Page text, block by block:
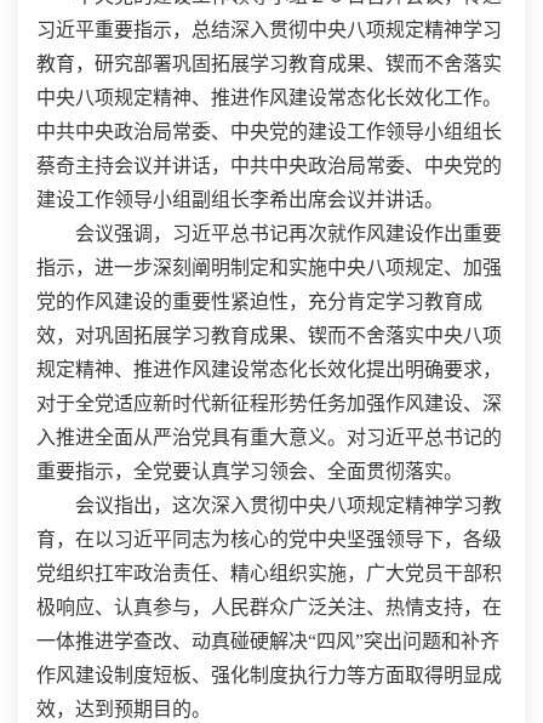
习近平重要指示，总结深入贯彻中央八项规定精神学习
教育，研究部署巩固拓展学习教育成果、锲而不舍落实
中央八项规定精神、推进作风建设常态化长效化工作。
中共中央政治局常委、中央党的建设工作领导小组组长
蔡奇主持会议并讲话，中共中央政治局常委、中央党的
建设工作领导小组副组长李希出席会议并讲话。
会议强调，习近平总书记再次就作风建设作出重要
指示，进一步深刻阐明制定和实施中央八项规定、加强
党的作风建设的重要性紧迫性，充分肯定学习教育成
效，对巩固拓展学习教育成果、锲而不舍落实中央八项
规定精神、推进作风建设常态化长效化提出明确要求，
对于全党适应新时代新征程形势任务加强作风建设、深
入推进全面从严治党具有重大意义。对习近平总书记的
重要指示，全党要认真学习领会、全面贯彻落实。
会议指出，这次深入贯彻中央八项规定精神学习教
育，在以习近平同志为核心的党中央坚强领导下，各级
党组织扛牢政治责任、精心组织实施，广大党员干部积
极响应、认真参与，人民群众广泛关注、热情支持，在
一体推进学查改、动真碰硬解决“四风”突出问题和补齐
作风建设制度短板、强化制度执行力等方面取得明显成
效，达到预期目的。